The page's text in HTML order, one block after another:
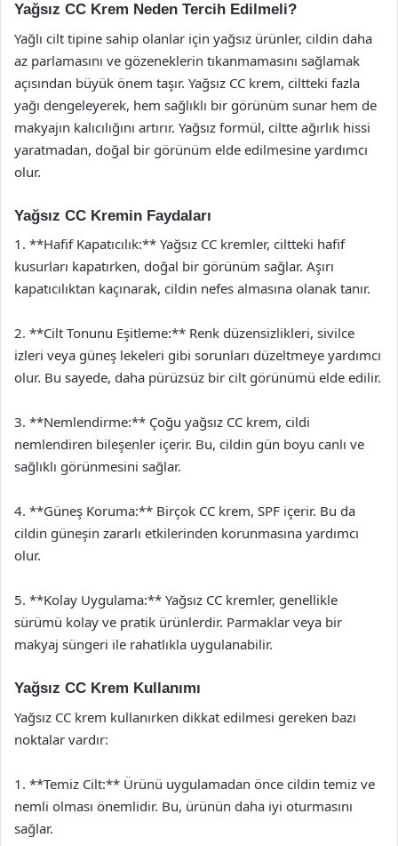
Yağsız CC Krem Neden Tercih Edilmeli?
Yağlı cilt tipine sahip olanlar için yağsız ürünler, cildin daha
az parlamasını ve gözeneklerin tıkanmamasını sağlamak
açısından büyük önem taşır. Yağsız CC krem, ciltteki fazla
yağı dengeleyerek, hem sağlıklı bir görünüm sunar hem de
makyajın kalıcılığını artırır. Yağsız formül, ciltte ağırlık hissi
yaratmadan, doğal bir görünüm elde edilmesine yardımcı
olur.
Yağsız CC Kremin Faydaları
1. **Hafif Kapatıcılık:** Yağsız CC kremler, ciltteki hafif
kusurları kapatırken, doğal bir görünüm sağlar. Aşırı
kapatıcılıktan kaçınarak, cildin nefes almasına olanak tanır.
2. **Cilt Tonunu Eşitleme:** Renk düzensizlikleri, sivilce
izleri veya güneş lekeleri gibi sorunları düzeltmeye yardımcı
olur. Bu sayede, daha pürüzsüz bir cilt görünümü elde edilir.
3. **Nemlendirme:** Çoğu yağsız CC krem, cildi
nemlendiren bileşenler içerir. Bu, cildin gün boyu canlı ve
sağlıklı görünmesini sağlar.
4. **Güneş Koruma:** Birçok CC krem, SPF içerir. Bu da
cildin güneşin zararlı etkilerinden korunmasına yardımcı
olur.
5. **Kolay Uygulama:** Yağsız CC kremler, genellikle
sürümü kolay ve pratik ürünlerdir. Parmaklar veya bir
makyaj süngeri ile rahatlıkla uygulanabilir.
Yağsız CC Krem Kullanımı
Yağsız CC krem kullanırken dikkat edilmesi gereken bazı
noktalar vardır:
1. **Temiz Cilt:** Ürünü uygulamadan önce cildin temiz ve
nemli olması önemlidir. Bu, ürünün daha iyi oturmasını
sağlar.